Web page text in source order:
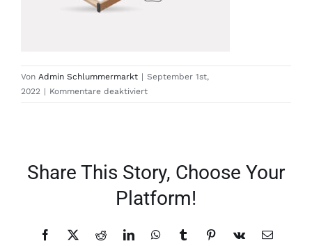
Von Admin Schlummermarkt | September 1st,
2022 | Kommentare deaktiviertfür
Share This Story, Choose Your
Platform!
Facebook
X RedditLinkedInWhatsAppTumblrPinterest
Vk
E-